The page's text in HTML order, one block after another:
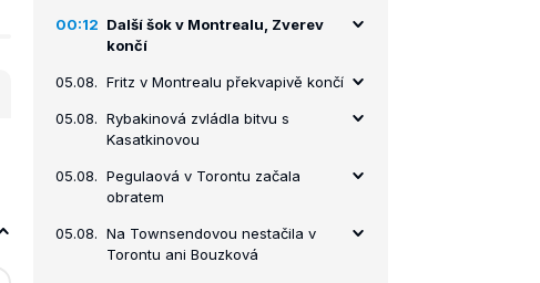
00:12 Další šok v Montrealu, Zverev
končí
05.08. Fritz v Montrealu překvapivě končí
05.08. Rybakinová zvládla bitvu s
Kasatkinovou
05.08. Pegulaová v Torontu začala
obratem
05.08. Na Townsendovou nestačila v
Torontu ani Bouzková